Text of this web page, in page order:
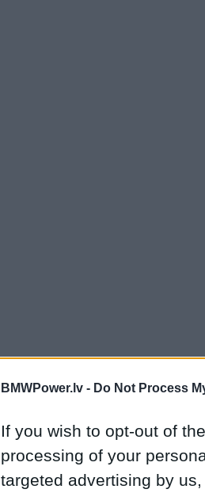
BMWPower.lv - Do Not Process
If you wish to opt-out of
processing of your
targeted advertising by